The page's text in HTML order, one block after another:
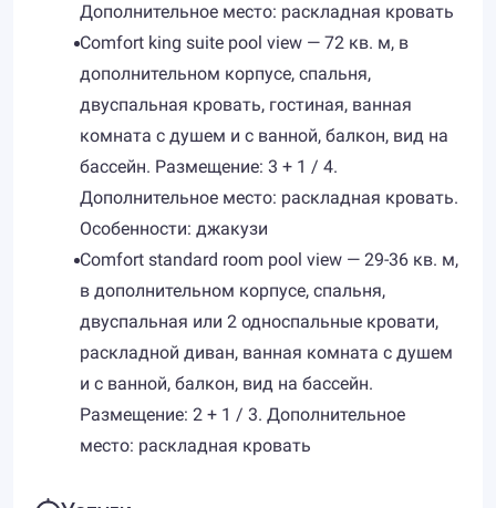
Дополнительное место: раскладная кровать
Comfort king suite pool view — 72 кв. м, в
дополнительном корпусе, спальня,
двуспальная кровать, гостиная, ванная
комната с душем и с ванной, балкон, вид на
бассейн. Размещение: 3 + 1 / 4.
Дополнительное место: раскладная кровать.
Особенности: джакузи
Comfort standard room pool view — 29-36 кв. м,
в дополнительном корпусе, спальня,
двуспальная или 2 односпальные кровати,
раскладной диван, ванная комната с душем
и с ванной, балкон, вид на бассейн.
Размещение: 2 + 1 / 3. Дополнительное
место: раскладная кровать